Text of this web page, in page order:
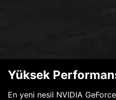
Yüksek
En yeni nesil NVIDIA